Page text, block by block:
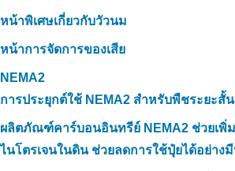
หน้าพิเศษเกี่ยวกับวัวนม
หน้าการจัดการของเสีย
NEMA2
การประยุกต์ใช้ NEMA2 สำหรับพืชระยะสั้
ผลิตภัณฑ์คาร์บอนอินทรีย์ NEMA2 ช่วยเพิ่
ไนโตรเจนในดิน ช่วยลดการใช้ปุ๋ยได้อย่าง